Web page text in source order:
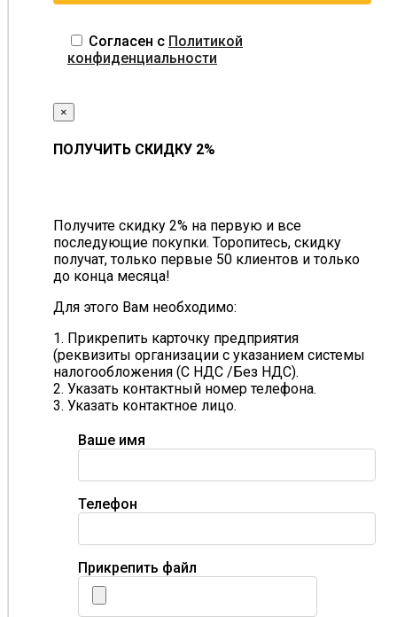
поездки и туристические маршруты по
пересечённой местности. Если ваша техника часто
работает в условиях глубокой грязи или рыхлого
утилитарного применения из стандартного резинового
агрессивности, подходит для недалёких поездок и как
Согласен с Политикой
конфиденциальности
×
ПОЛУЧИТЬ СКИДКУ 2%
Получите скидку 2% на первую и все
последующие покупки. Торопитесь, скидку
получат, только первые 50 клиентов и только
до конца месяца!
Для этого Вам необходимо:
1. Прикрепить карточку предприятия
(реквизиты организации с указанием системы
налогообложения (С НДС /Без НДС).
2. Указать контактный номер телефона.
3. Указать контактное лицо.
Ваше имя
Телефон
Прикрепить файл